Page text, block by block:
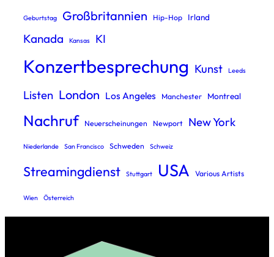
Geburtstag Großbritannien Hip-Hop Irland
Kanada Kansas KI
Konzertbesprechung Kunst Leeds
Listen London Los Angeles Manchester Montreal
Nachruf Neuerscheinungen Newport New York
Niederlande San Francisco Schweden Schweiz
Streamingdienst Stuttgart USA Various Artists
Wien Österreich